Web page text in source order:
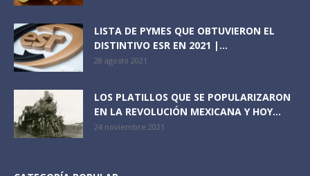
LISTA DE PYMES QUE OBTUVIERON EL
DISTINTIVO ESR EN 2021 |...
28 agosto 2021
LOS PLATILLOS QUE SE POPULARIZARON
EN LA REVOLUCIÓN MEXICANA Y HOY...
24 noviembre 2021